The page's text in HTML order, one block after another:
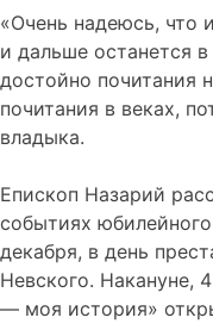
«Очень надеюсь, что
и дальше останется
достойно почитания
почитания в веках,
владыка.
Епископ Назарий
событиях
декабря, в день
Невского. Накануне,
— моя история»